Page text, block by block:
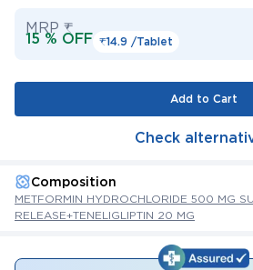
MRP ₹
15 % OFF ₹14.9 /Tablet
Add to Cart
Check
Composition
METFORMIN HYDROCHLORIDE 500 MG
RELEASE+TENELIGLIPTIN 20 MG